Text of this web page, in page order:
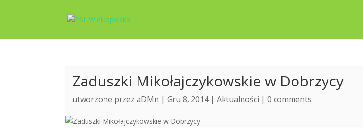
Zaduszki Mikołajczykowskie w Dobrzycy
utworzone przezaDMn | Gru 8, 2014 |Aktualności |0 comments